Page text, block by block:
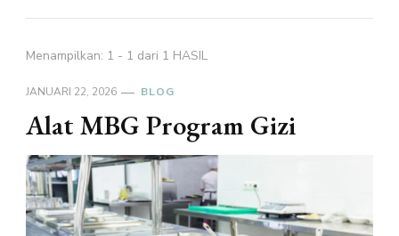
Menampilkan: 1 - 1 dari 1 HASIL
JANUARI 22, 2026 BLOG
Alat MBG Program Gizi